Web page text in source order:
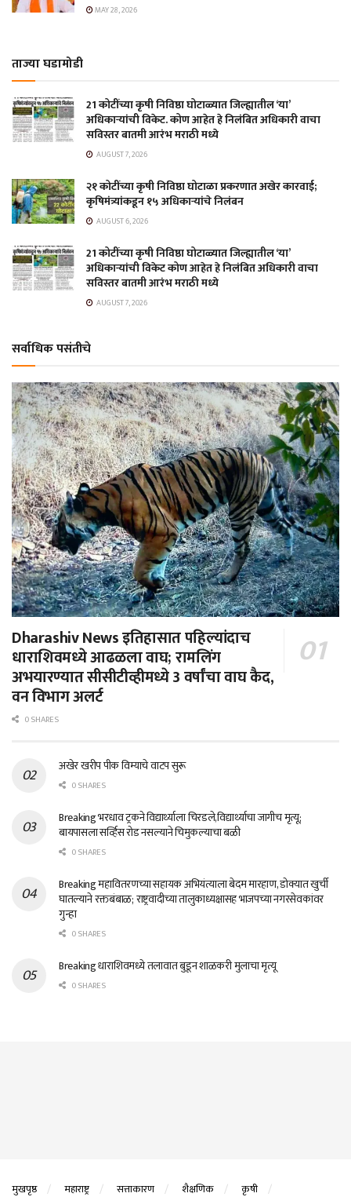
MAY 28, 2026
ताज्या घडामोडी
21 कोटींच्या कृषी निविष्ठा घोटाळ्यात जिल्ह्यातील ‘या’
अधिकाऱ्यांची विकेट. कोण आहेत हे निलंबित अधिकारी वाचा
सविस्तर बातमी आरंभ मराठी मध्ये
AUGUST 7, 2026
२१ कोटींच्या कृषी निविष्ठा घोटाळा प्रकरणात अखेर कारवाई;
कृषिमंत्र्यांकडून १५ अधिकाऱ्यांचे निलंबन
AUGUST 6, 2026
21 कोटींच्या कृषी निविष्ठा घोटाळ्यात जिल्ह्यातील ‘या’
अधिकाऱ्यांची विकेट कोण आहेत हे निलंबित अधिकारी वाचा
सविस्तर बातमी आरंभ मराठी मध्ये
AUGUST 7, 2026
सर्वाधिक पसंतीचे
Dharashiv News इतिहासात पहिल्यांदाच
धाराशिवमध्ये आढळला वाघ; रामलिंग
अभयारण्यात सीसीटीव्हीमध्ये 3 वर्षांचा वाघ कैद,
वन विभाग अलर्ट
0 SHARES
अखेर खरीप पीक विम्याचे वाटप सुरू
0 SHARES
Breaking भरधाव ट्रकने विद्यार्थ्याला चिरडले,विद्यार्थ्याचा जागीच मृत्यू;
बायपासला सर्व्हिस रोड नसल्याने चिमुकल्याचा बळी
0 SHARES
Breaking महावितरणच्या सहायक अभियंत्याला बेदम मारहाण, डोक्यात खुर्ची
घातल्याने रक्तबंबाळ; राष्ट्रवादीच्या तालुकाध्यक्षासह भाजपच्या नगरसेवकांवर
गुन्हा
0 SHARES
Breaking धाराशिवमध्ये तलावात बुडून शाळकरी मुलाचा मृत्यू
0 SHARES
मुखपृष्ठ महाराष्ट्र सत्ताकारण शैक्षणिक कृषी